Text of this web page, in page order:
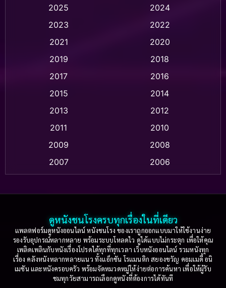
Animation แอนิเมชัน (1)
Animation แอนิเมชั่น (1)
Based on a True Story เรื่องจริง(36)
Based on Novel(16)
Betrayal(1)
Biography(3)
2025
2024
2023
2022
2021
2020
2019
2018
2017
2016
2015
2014
2013
2012
2011
2010
2009
2008
2007
2006
2003
2002
2001
2000
1999
1998
1997
1996
1995
1994
1993
1992
ดูหนังชนโรงครบทุกเรื่องในที่เดียว
แพลตฟอร์มดูหนังออนไลน์ หนังชนโรง ของเราถูกออกแบบมาให้ใช้งานง่าย
รองรับอุปกรณ์หลากหลาย พร้อมระบบโหลดไว ดูได้แบบไม่กระตุก เพื่อให้คุณ
เพลิดเพลินกับหนังเรื่องโปรดได้ทุกที่ทุกเวลา เว็บหนังออนไลน์ รวมหนังทุก
เรื่อง คลังหนังหลากหลายแนว ทั้งแอ็กชัน โรแมนติก สยองขวัญ คอมเมดี้ อนิ
เมชัน และหนังครอบครัว พร้อมจัดหมวดหมู่ให้ง่ายต่อการค้นหา เพื่อให้ผู้รับ
ชมทุกวัยสามารถเลือกดูหนังที่ต้องการได้ทันที